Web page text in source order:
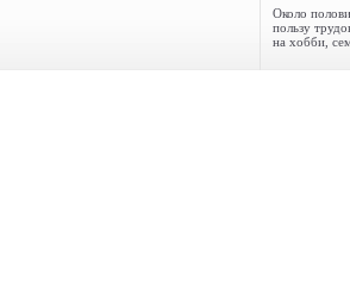
Около
пользу
на хобби,